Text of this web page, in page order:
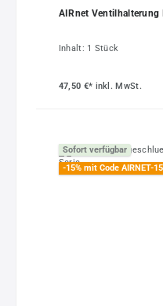
AIRnet Ventilhalterung
Inhalt: 1 Stück
47,50 €* inkl. MwSt.
Sofort verfügbar
-15% mit Code AIRNET-15